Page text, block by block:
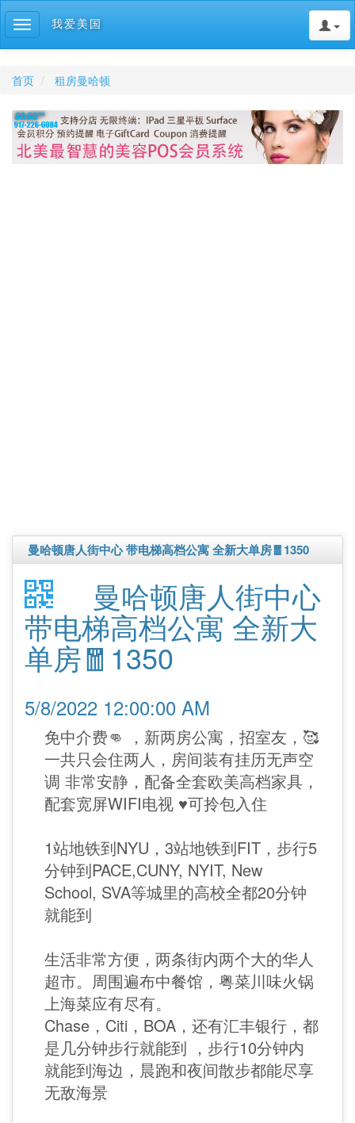
Toggle
navigation
我爱美国
首页 租房曼哈顿
曼哈顿唐人街中心 带电梯高档公寓 全新大单房🧧1350
曼哈顿唐人街中心
带电梯高档公寓 全新大
单房🧧1350
5/8/2022 12:00:00 AM
免中介费👊 ，新两房公寓，招室友，🥰
一共只会住两人，房间装有挂历无声空
调 非常安静，配备全套欧美高档家具，
配套宽屏WIFI电视 ♥️可拎包入住
1站地铁到NYU，3站地铁到FIT，步行5
分钟到PACE,CUNY, NYIT, New
School, SVA等城里的高校全都20分钟
就能到
生活非常方便，两条街内两个大的华人
超市。周围遍布中餐馆，粤菜川味火锅
上海菜应有尽有。
Chase，Citi，BOA，还有汇丰银行，都
是几分钟步行就能到 ，步行10分钟内
就能到海边，晨跑和夜间散步都能尽享
无敌海景